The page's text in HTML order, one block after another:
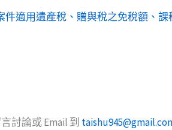
件適用遺產稅、贈與稅之免稅額、
討論或 Email 到